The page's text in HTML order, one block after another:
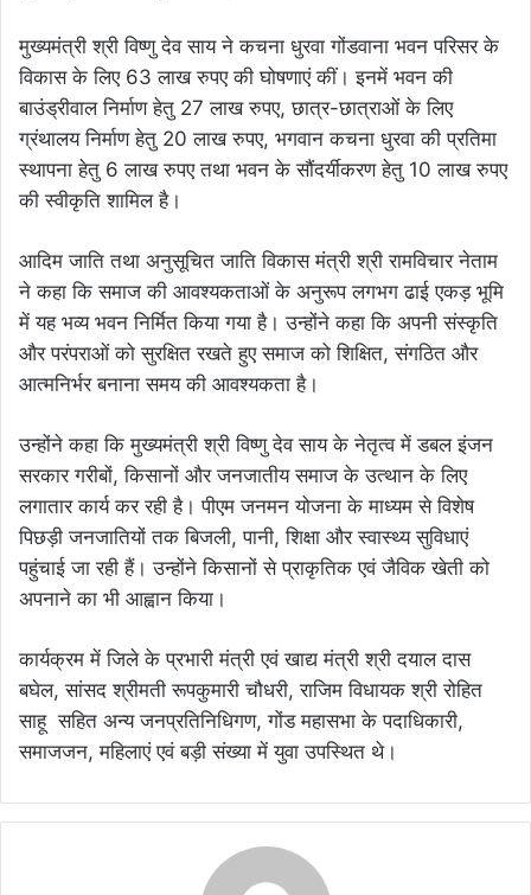
मुख्यमंत्री श्री विष्णु देव साय ने कचना धुरवा गोंडवाना भवन परिसर के
विकास के लिए 63 लाख रुपए की घोषणाएं कीं। इनमें भवन की
बाउंड्रीवाल निर्माण हेतु 27 लाख रुपए, छात्र-छात्राओं के लिए
ग्रंथालय निर्माण हेतु 20 लाख रुपए, भगवान कचना धुरवा की प्रतिमा
स्थापना हेतु 6 लाख रुपए तथा भवन के सौंदर्यीकरण हेतु 10 लाख रुपए
की स्वीकृति शामिल है।
आदिम जाति तथा अनुसूचित जाति विकास मंत्री श्री रामविचार नेताम
ने कहा कि समाज की आवश्यकताओं के अनुरूप लगभग ढाई एकड़ भूमि
में यह भव्य भवन निर्मित किया गया है। उन्होंने कहा कि अपनी संस्कृति
और परंपराओं को सुरक्षित रखते हुए समाज को शिक्षित, संगठित और
आत्मनिर्भर बनाना समय की आवश्यकता है।
उन्होंने कहा कि मुख्यमंत्री श्री विष्णु देव साय के नेतृत्व में डबल इंजन
सरकार गरीबों, किसानों और जनजातीय समाज के उत्थान के लिए
लगातार कार्य कर रही है। पीएम जनमन योजना के माध्यम से विशेष
पिछड़ी जनजातियों तक बिजली, पानी, शिक्षा और स्वास्थ्य सुविधाएं
पहुंचाई जा रही हैं। उन्होंने किसानों से प्राकृतिक एवं जैविक खेती को
अपनाने का भी आह्वान किया।
कार्यक्रम में जिले के प्रभारी मंत्री एवं खाद्य मंत्री श्री दयाल दास
बघेल, सांसद श्रीमती रूपकुमारी चौधरी, राजिम विधायक श्री रोहित
साहू सहित अन्य जनप्रतिनिधिगण, गोंड महासभा के पदाधिकारी,
समाजजन, महिलाएं एवं बड़ी संख्या में युवा उपस्थित थे।